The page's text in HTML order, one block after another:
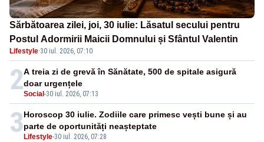
Sărbătoarea zilei, joi, 30 iulie: Lăsatul secului pentru
Postul Adormirii Maicii Domnului și Sfântul Valentin
Lifestyle·30 iul. 2026, 07:10
2Social -30 iul. 2026, 07:13
A treia zi de grevă în Sănătate, 500 de spitale asigură
doar urgențele
3 Lifestyle-30 iul. 2026, 07:28
Horoscop 30 iulie. Zodiile care primesc vești bune și au
parte de oportunități neașteptate